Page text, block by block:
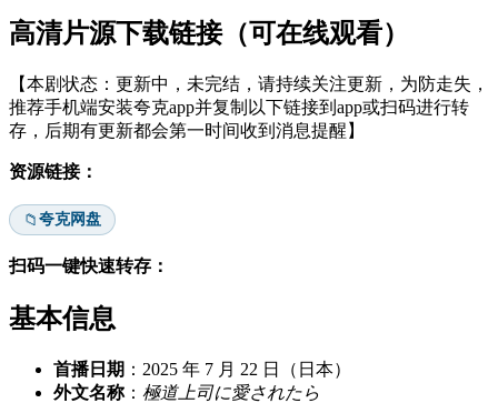
高清片源下载链接（可在线观看）
【本剧状态：更新中，未完结，请持续关注更新，为防走失，
推荐手机端安装夸克app并复制以下链接到app或扫码进行转
存，后期有更新都会第一时间收到消息提醒】
资源链接：
📁夸克网盘
扫码一键快速转存：
基本信息
首播日期 ：2025 年 7 月 22 日（日本）
外文名称： 極道上司に愛されたら